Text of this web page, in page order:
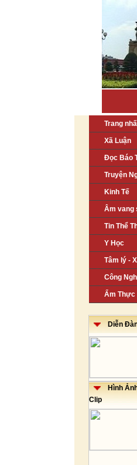
Trang
Xã Luận
Đọc Báo
Truyện
Kinh Tế
Âm vang
Tin Thể
Y Học
Tâm lý -
Công
Ẩm Thực
Diễn
Hình
Clip